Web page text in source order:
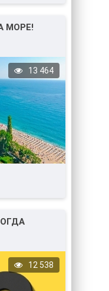
МОРЕ!
13 464
12 538